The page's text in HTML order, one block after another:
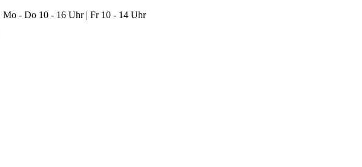
Mo - Do 10 - 16 Uhr | Fr 10 - 14 Uhr